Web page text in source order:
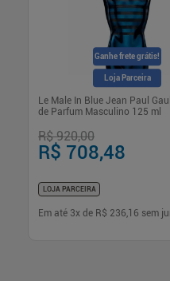
Ganhe frete grátis!
Loja Parceira
Le Male In Blue Jean Paul
de Parfum Masculino 125 ml
R$ 920,00
R$ 708,48
LOJA PARCEIRA
Em até 3x de R$ 236,16 sem